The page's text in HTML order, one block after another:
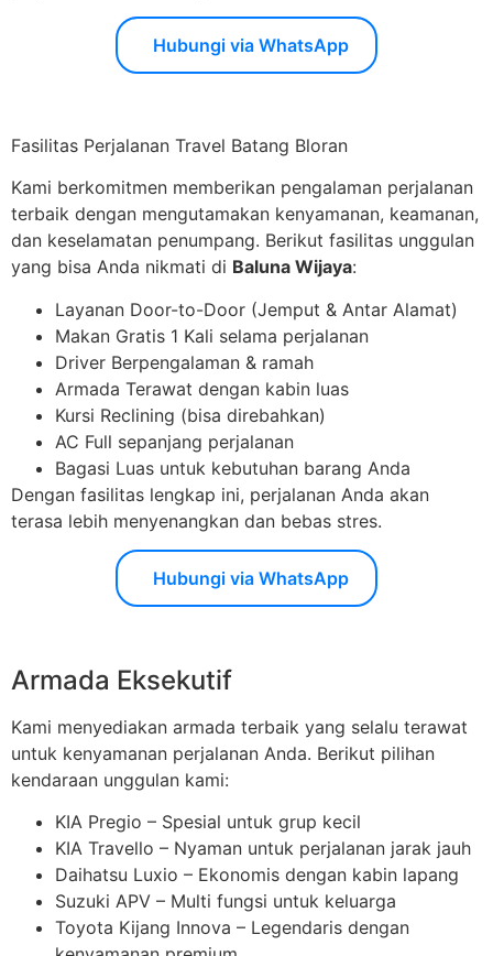
Hubungi via WhatsApp
Fasilitas Perjalanan Travel Batang Bloran
Kami berkomitmen memberikan pengalaman perjalanan
terbaik dengan mengutamakan kenyamanan, keamanan,
dan keselamatan penumpang. Berikut fasilitas unggulan
yang bisa Anda nikmati di Baluna Wijaya:
Layanan Door-to-Door (Jemput & Antar Alamat)
Makan Gratis 1 Kali selama perjalanan
Driver Berpengalaman & ramah
Armada Terawat dengan kabin luas
Kursi Reclining (bisa direbahkan)
AC Full sepanjang perjalanan
Bagasi Luas untuk kebutuhan barang Anda
Dengan fasilitas lengkap ini, perjalanan Anda akan
terasa lebih menyenangkan dan bebas stres.
Hubungi via WhatsApp
Armada Eksekutif
Kami menyediakan armada terbaik yang selalu terawat
untuk kenyamanan perjalanan Anda. Berikut pilihan
kendaraan unggulan kami:
KIA Pregio – Spesial untuk grup kecil
KIA Travello – Nyaman untuk perjalanan jarak jauh
Daihatsu Luxio – Ekonomis dengan kabin lapang
Suzuki APV – Multi fungsi untuk keluarga
Toyota Kijang Innova – Legendaris dengan